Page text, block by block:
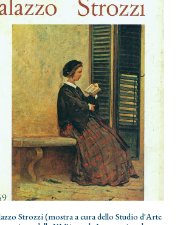
ADD TO CART
Strozzi (mostra a cura dello Studio d'Arte